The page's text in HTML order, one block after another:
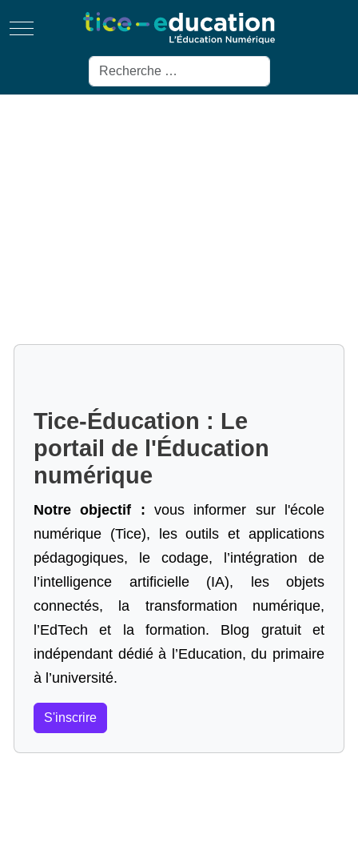
Mobile Menu Toggle
Rechercher
Tice-Éducation : Le
portail de l'Éducation
numérique
Notre objectif : vous informer sur l'école
numérique (Tice), les outils et applications
pédagogiques, le codage,
l’intégration de
l’intelligence artificielle (IA), les objets
connectés, la transformation numérique,
l’EdTech et la formation. Blog gratuit et
indépendant dédié à l’Education, du primaire
à l’université.
S'inscrire